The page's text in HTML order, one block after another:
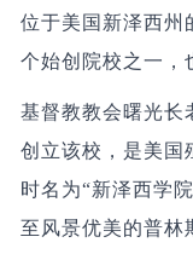
位于美国新泽西州
个始创院校之一，
基督教教会曙光长
创立该校，是美国
时名为“新泽西学
至风景优美的普林